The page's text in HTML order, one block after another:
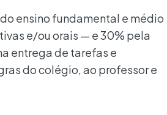
ensino fundamental e médio
e/ou orais — e 30% pela
entrega de tarefas e
do colégio, ao professor e